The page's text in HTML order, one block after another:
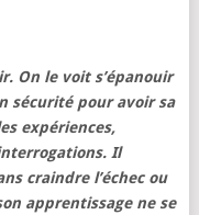
On le voit s’épanouir
sécurité pour avoir sa
expériences,
Il
craindre l’échec ou
apprentissage ne se